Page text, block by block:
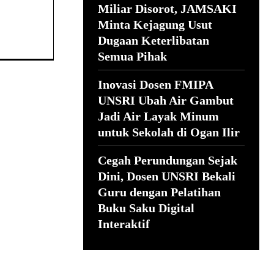
Miliar Disorot, JAMSAKI
Minta Kejagung Usut
Dugaan Keterlibatan
Semua Pihak
Inovasi Dosen FMIPA
UNSRI Ubah Air Gambut
Jadi Air Layak Minum
untuk Sekolah di Ogan Ilir
Cegah Perundungan Sejak
Dini, Dosen UNSRI Bekali
Guru dengan Pelatihan
Buku Saku Digital
Interaktif